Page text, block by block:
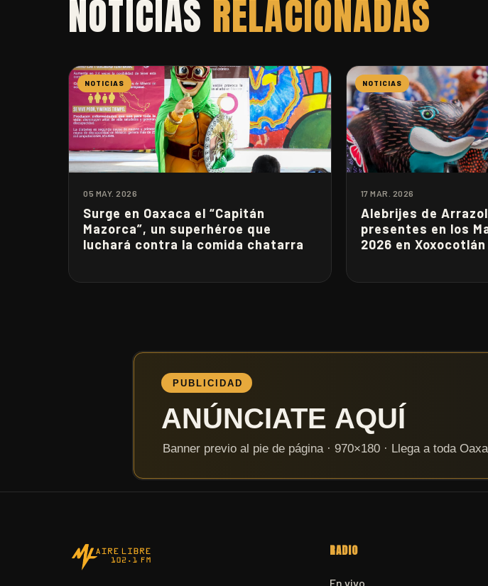
NOTICIAS RELACIONADAS
NOTICIAS
05 MAY. 2026
Surge en Oaxaca el “Capitán
Mazorca”, un superhéroe que
luchará contra la comida chatarra
NOTICIAS
17 MAR. 2026
Alebrijes de
presentes en los
2026 en Xoxocotlán
RADIO
En vivo